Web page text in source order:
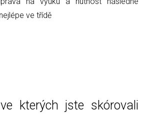
ve třídě
kterých jste skórovali